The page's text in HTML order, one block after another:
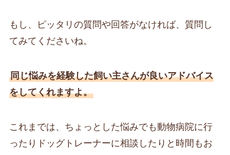
もし、ピッタリの質問や回答がなければ、質問し
てみてくださいね。
同じ悩みを経験した飼い主さんが良いアドバイス
をしてくれますよ。
これまでは、ちょっとした悩みでも動物病院に行
ったりドッグトレーナーに相談したりと時間もお